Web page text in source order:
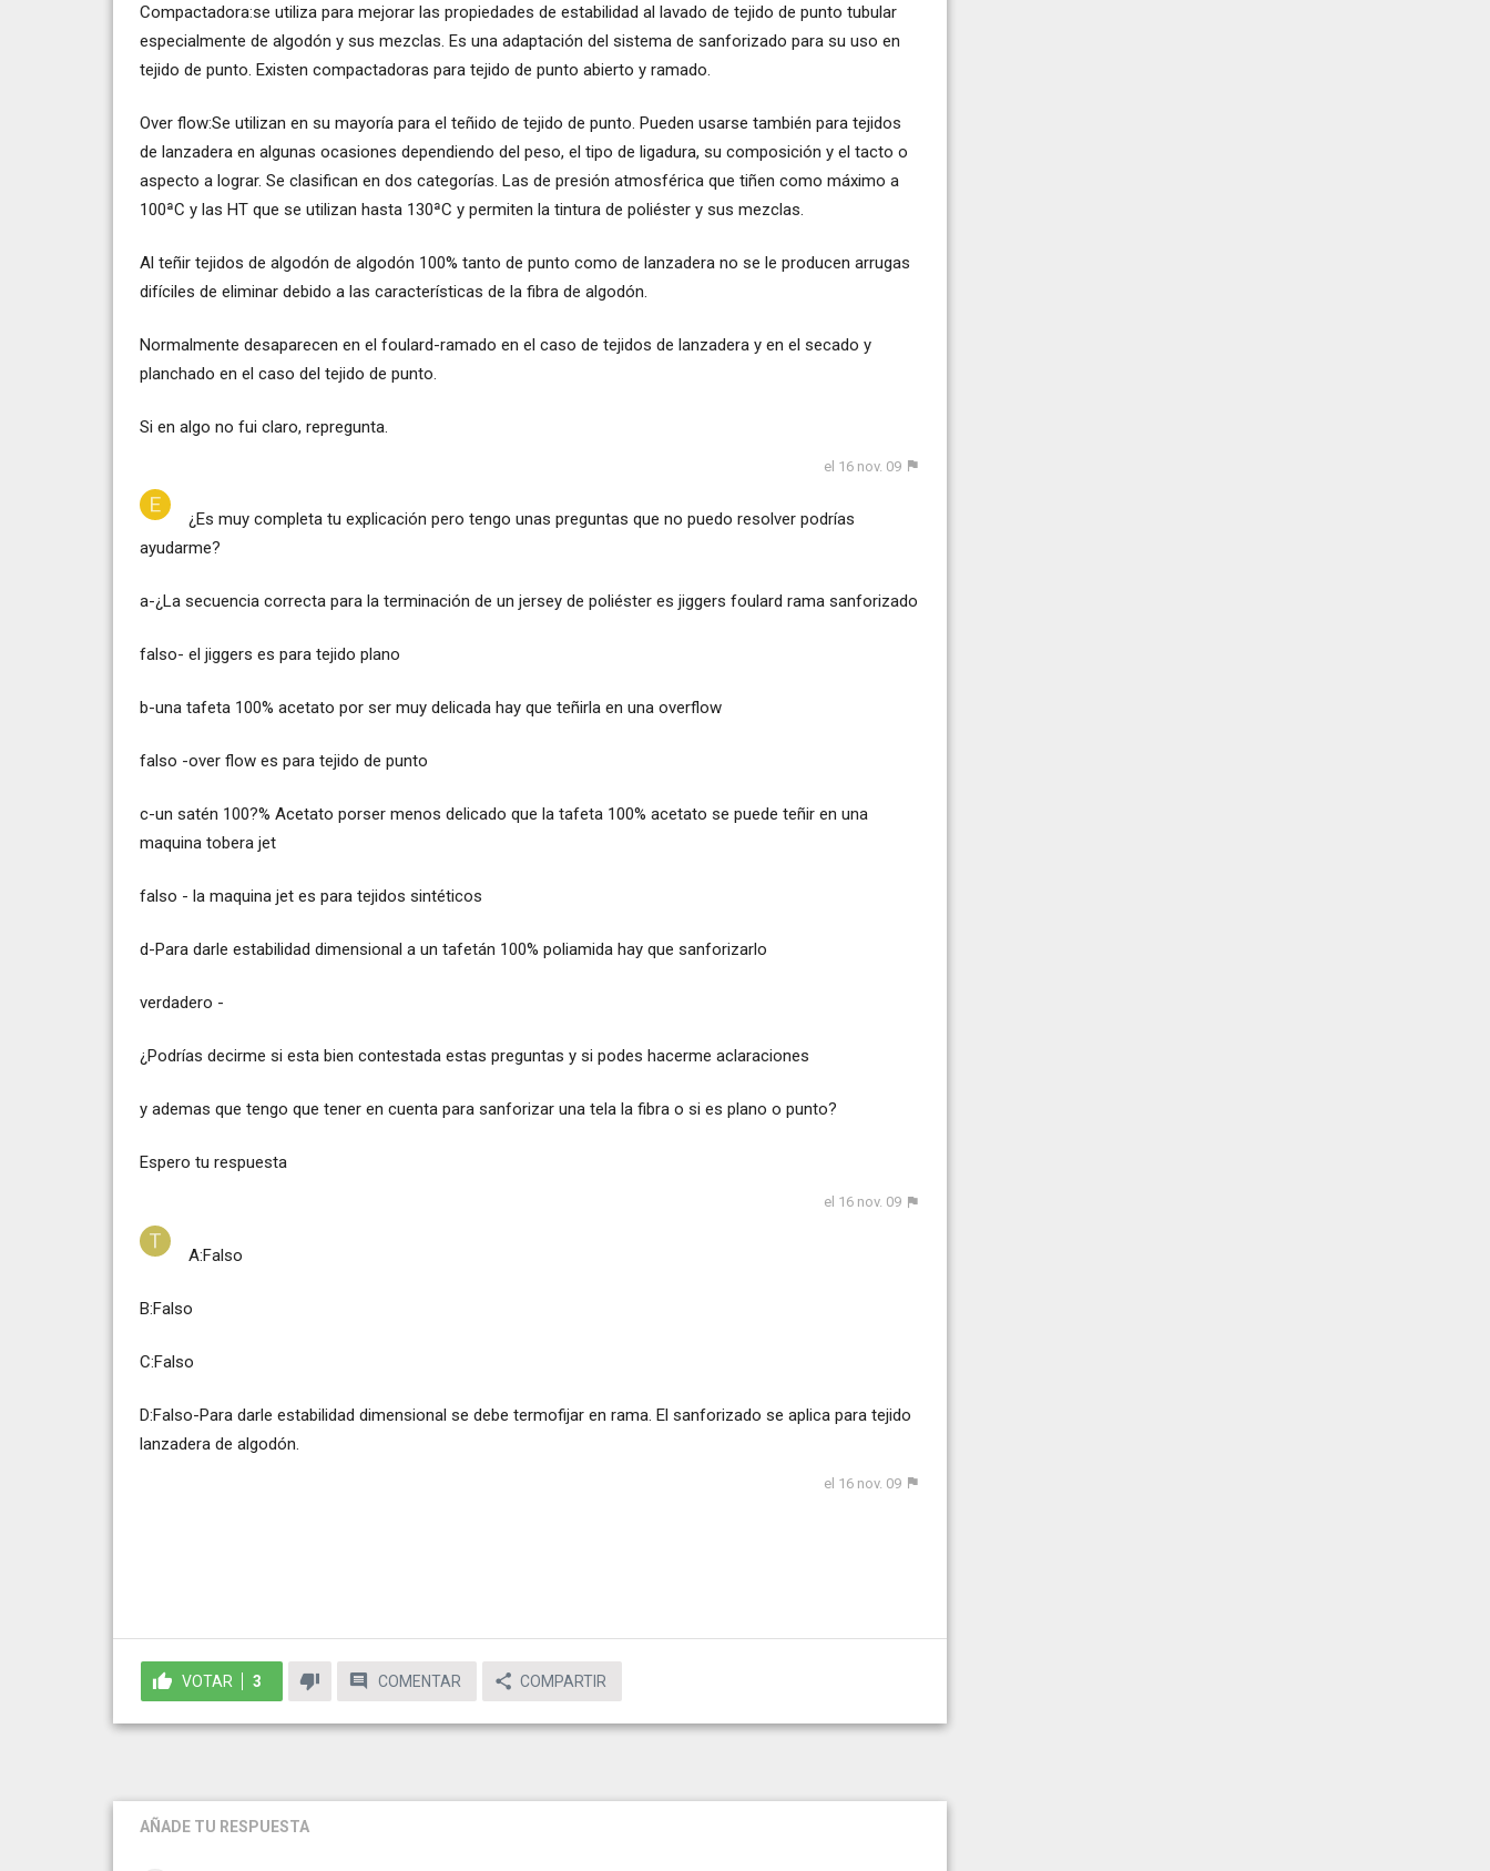
Compactadora:se utiliza para mejorar las propiedades de estabilidad al lavado de tejido de punto tubular
especialmente de algodón y sus mezclas. Es una adaptación del sistema de sanforizado para su uso en
tejido de punto. Existen compactadoras para tejido de punto abierto y ramado.
Over flow:Se utilizan en su mayoría para el teñido de tejido de punto. Pueden usarse también para tejidos
de lanzadera en algunas ocasiones dependiendo del peso, el tipo de ligadura, su composición y el tacto o
aspecto a lograr. Se clasifican en dos categorías. Las de presión atmosférica que tiñen como máximo a
100ªC y las HT que se utilizan hasta 130ªC y permiten la tintura de poliéster y sus mezclas.
Al teñir tejidos de algodón de algodón 100% tanto de punto como de lanzadera no se le producen arrugas
difíciles de eliminar debido a las características de la fibra de algodón.
Normalmente desaparecen en el foulard-ramado en el caso de tejidos de lanzadera y en el secado y
planchado en el caso del tejido de punto.
Si en algo no fui claro, repregunta.
el 16 nov. 09
¿Es muy completa tu explicación pero tengo unas preguntas que no puedo resolver podrías
ayudarme?
a-¿La secuencia correcta para la terminación de un jersey de poliéster es jiggers foulard rama sanforizado
falso- el jiggers es para tejido plano
b-una tafeta 100% acetato por ser muy delicada hay que teñirla en una overflow
falso -over flow es para tejido de punto
c-un satén 100?% Acetato porser menos delicado que la tafeta 100% acetato se puede teñir en una
maquina tobera jet
falso - la maquina jet es para tejidos sintéticos
d-Para darle estabilidad dimensional a un tafetán 100% poliamida hay que sanforizarlo
verdadero -
¿Podrías decirme si esta bien contestada estas preguntas y si podes hacerme aclaraciones
y ademas que tengo que tener en cuenta para sanforizar una tela la fibra o si es plano o punto?
Espero tu respuesta
el 16 nov. 09
A:Falso
B:Falso
C:Falso
D:Falso-Para darle estabilidad dimensional se debe termofijar en rama. El sanforizado se aplica para tejido
lanzadera de algodón.
el 16 nov. 09
VOTAR 3 COMENTAR COMPARTIR
AÑADE TU RESPUESTA